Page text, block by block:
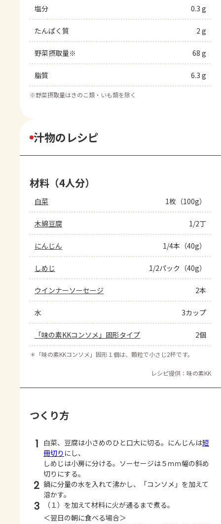
塩分 0.3 g
たんぱく質 2 g
野菜摂取量※ 68 g
脂質 6.3 g
※野菜摂取量はきのこ類・いも類を除く
汁物のレシピ
材料（4人分）
白菜 1枚（100g）
木綿豆腐 1/2丁
にんじん 1/4本（40g）
しめじ 1/2パック（40g）
ウインナーソーセージ 2本
水 3カップ
「味の素KKコンソメ」固形タイプ 2個
＊ 「味の素KKコンソメ」固形１個は、顆粒で小さじ2杯です。
レシピ提供：味の素KK
つくり方
1 白菜、豆腐は小さめのひと口大に切る。にんじんは短
冊切り にし、
しめじは小房に分ける。ソーセージは５ｍｍ幅の斜め
切りにする。
2 鍋に分量の水を入れて沸かし、「コンソメ」を加えて
溶かす。
3
（１）を加えて材料に火が通るまで煮る。
＜翌日の朝に食べる場合＞